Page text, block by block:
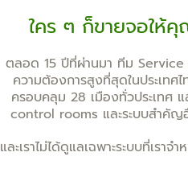
ใคร ๆ ก็ขายจอให้
ตลอด 15 ปีที่ผ่านมา ทีม Service
ความต้องการสูงที่สุดในประเท
ครอบคลุม 28 เมืองทั่วประเทศ
control rooms และระบบสำคั
และเราไม่ได้ดูแลเฉพาะระบบที่เร